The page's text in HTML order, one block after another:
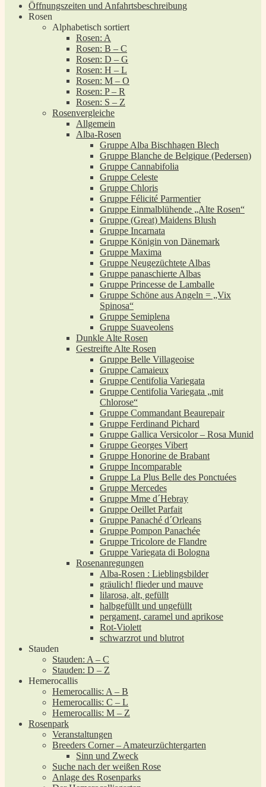
Öffnungszeiten und Anfahrtsbeschreibung
Rosen
Alphabetisch sortiert
Rosen: A
Rosen: B – C
Rosen: D – G
Rosen: H – L
Rosen: M – O
Rosen: P – R
Rosen: S – Z
Rosenvergleiche
Allgemein
Alba-Rosen
Gruppe Alba Bischhagen Blech
Gruppe Blanche de Belgique (Pedersen)
Gruppe Cannabifolia
Gruppe Celeste
Gruppe Chloris
Gruppe Félicité Parmentier
Gruppe Einmalblühende „Alte Rosen“
Gruppe (Great) Maidens Blush
Gruppe Incarnata
Gruppe Königin von Dänemark
Gruppe Maxima
Gruppe Neugezüchtete Albas
Gruppe panaschierte Albas
Gruppe Princesse de Lamballe
Gruppe Schöne aus Angeln = „Vix
Spinosa“
Gruppe Semiplena
Gruppe Suaveolens
Dunkle Alte Rosen
Gestreifte Alte Rosen
Gruppe Belle Villageoise
Gruppe Camaieux
Gruppe Centifolia Variegata
Gruppe Centifolia Variegata „mit
Chlorose“
Gruppe Commandant Beaurepair
Gruppe Ferdinand Pichard
Gruppe Gallica Versicolor – Rosa Munid
Gruppe Georges Vibert
Gruppe Honorine de Brabant
Gruppe Incomparable
Gruppe La Plus Belle des Ponctuées
Gruppe Mercedes
Gruppe Mme d´Hebray
Gruppe Oeillet Parfait
Gruppe Panaché d´Orleans
Gruppe Pompon Panachée
Gruppe Tricolore de Flandre
Gruppe Variegata di Bologna
Rosenanregungen
Alba-Rosen : Lieblingsbilder
gräulich! flieder und mauve
lilarosa, alt, gefüllt
halbgefüllt und ungefüllt
pergament, caramel und aprikose
Rot-Violett
schwarzrot und blutrot
Stauden
Stauden: A – C
Stauden: D – Z
Hemerocallis
Hemerocallis: A – B
Hemerocallis: C – L
Hemerocallis: M – Z
Rosenpark
Veranstaltungen
Breeders Corner – Amateurzüchtergarten
Sinn und Zweck
Suche nach der weißen Rose
Anlage des Rosenparks